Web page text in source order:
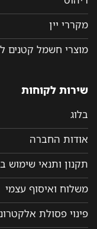
מקררי יין
מוצרי חשמל קטנים
שירות לקוחות
בלוג
אודות החברה
תקנון ותנאי שימוש
משלוח ואיסוף עצמי
פינוי פסולת